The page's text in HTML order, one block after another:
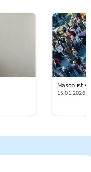
Masopust
15.01.2026